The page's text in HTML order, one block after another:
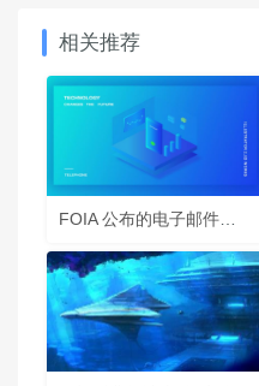
相关推荐
FOIA 公布的电子邮件提及所谓的三角形 UAP 照片；前 UAP 工作组主任发表讲话